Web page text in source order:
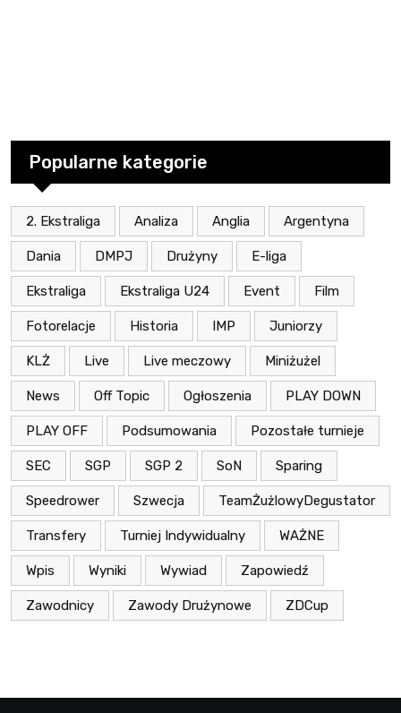
Popularne kategorie
2. Ekstraliga Analiza Anglia Argentyna
Dania DMPJ Drużyny E-liga
Ekstraliga Ekstraliga U24 Event Film
Fotorelacje Historia IMP Juniorzy
KLŻ Live Live meczowy Miniżużel
News Off Topic Ogłoszenia PLAY DOWN
PLAY OFF Podsumowania Pozostałe turnieje
SEC SGP SGP 2 SoN Sparing
Speedrower Szwecja TeamŻużlowyDegustator
Transfery Turniej Indywidualny WAŻNE
Wpis Wyniki Wywiad Zapowiedź
Zawodnicy Zawody Drużynowe ZDCup